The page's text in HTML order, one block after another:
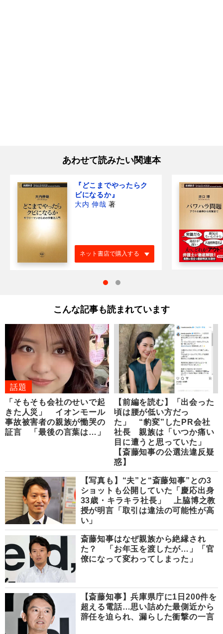
あわせて読みたい関連本
『どこまでやったらク
ビになるか』
大内 伸哉 著
ネット書店で購入する
こんな記事も読まれています
話題
「そもそも会社のせいで起
きた人災」 イオンモール
事故被害者の親族が慟哭の
証言 「最後の言葉は…」
【前編を読む】「出会った
頃は腰が低い方だっ
た」 “豹変”したPR会社
社長 親族は「いつか痛い
目に遭うと思っていた」
【斎藤知事の公選法違反疑
惑】
【写真も】“夫”と“斎藤知事”との3
ショットも公開していた「慶応出身
33歳・キラキラ社長」 上脇博之教
授が明言「取引は違法の可能性が高
い」
斎藤知事はなぜ親族から絶縁され
た？ 「お年玉を渡したが…」「官
僚になって変わってしまった」
【斎藤知事】兵庫県庁に1日200件を
超える電話…思い詰めた最側近から
辞任を迫られ、漏らした衝撃の一言